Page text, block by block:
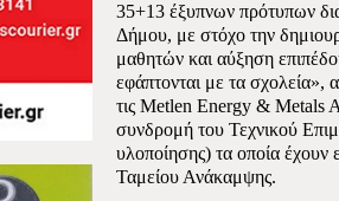
35+13 έξυπνων πρότυπων
Δήμου, με στόχο την
μαθητών και αύξηση
εφάπτονται με τα
τις Μetlen Energy & Metals
συνδρομή του Τεχνικού
υλοποίησης) τα οποία έχουν
Ταμείου Ανάκαμψης.